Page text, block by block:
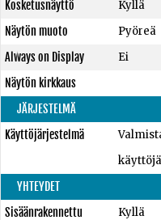
Kosketusnäyttö
Kyllä
Näytön muoto
Pyöreä
Always on Display
Ei
Näytön kirkkaus
JÄRJESTELMÄ
Käyttöjärjestelmä
YHTEYDET
Sisäänrakennettu
Kyllä